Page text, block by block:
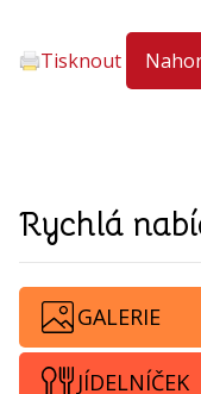
Tisknout
Rychlá
GALERIE
JÍDELNÍČEK